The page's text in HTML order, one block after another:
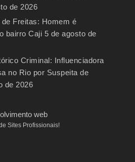
de 2026
Freitas: Homem é
bairro Caji 5 de agosto de
Criminal: Influenciadora
no Rio por Suspeita de
de 2026
Sites Profissionais!